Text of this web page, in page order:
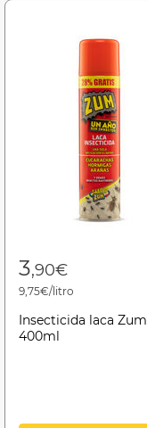
3,90€
9,75€/litro
Insecticida laca Zum
400ml